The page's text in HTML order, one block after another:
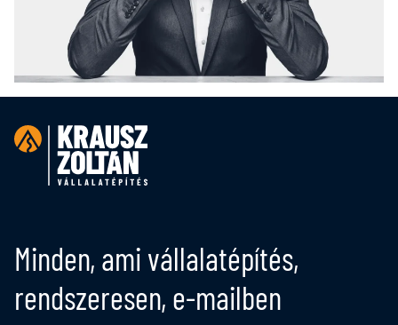
Minden, ami vállalatépítés,
rendszeresen, e-mailben